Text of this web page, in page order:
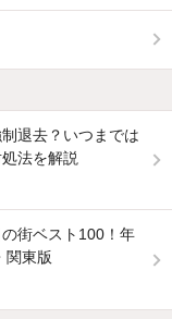
制退去？いつまでは
法を解説
街ベスト100！年
関東版